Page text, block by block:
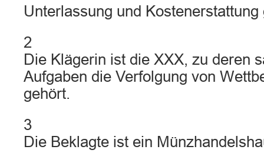
Unterlassung und Kostenerstattung
2
Die Klägerin ist die XXX, zu deren
Aufgaben die Verfolgung von
gehört.
3
Die Beklagte ist ein